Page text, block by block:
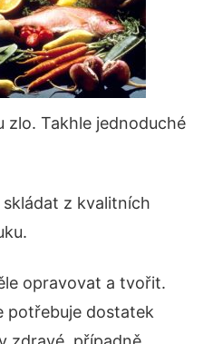
zlo. Takhle jednoduché
z kvalitních
opravovat a tvořit.
potřebuje dostatek